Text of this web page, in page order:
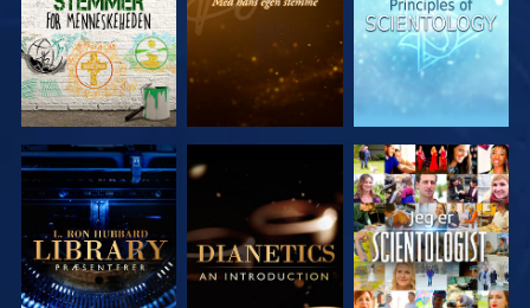
UDFORSK
SERIEN
UDFORSK
SERIEN
SE